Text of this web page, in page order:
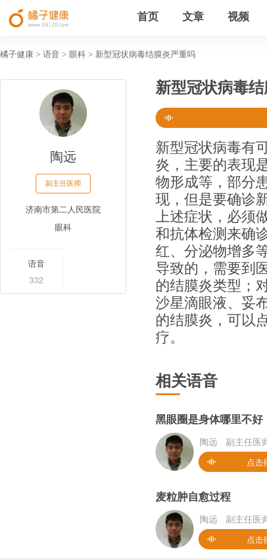
首页 文章 视频
橘子健康 > 语音 > 眼科 > 新型冠状病毒结膜炎严重吗
陶远
副主任医师
济南市第二人民医院
眼科
语音
332
新型冠状病毒
新型冠状病毒有
炎，主要的表现
物形成等，部分
现，但是要确诊
上述症状，必须
和抗体检测来确
红、分泌物增多
导致的，需要到
的结膜炎类型；
沙星滴眼液、妥
的结膜炎，可以
疗。
相关语音
黑眼圈是身体哪里不好
陶远 副主任医
点击
麦粒肿自愈过程
陶远 副主任医
点击